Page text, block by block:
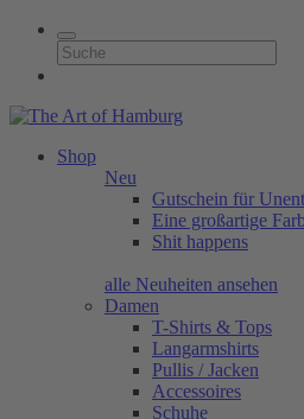
Shop
Neu
Gutschein für
Eine großartige
Shit happens
alle Neuheiten ansehen
Damen
T-Shirts & Tops
Langarmshirts
Pullis / Jacken
Accessoires
Schuhe